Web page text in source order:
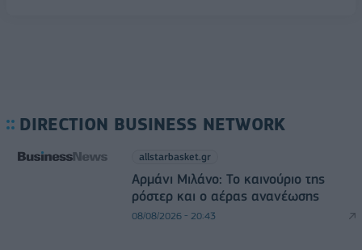
DIRECTION BUSINESS NETWORK
allstarbasket.gr
Αρμάνι Μιλάνο: Το καινούριο της
ρόστερ και ο αέρας ανανέωσης
08/08/2026 - 20:43